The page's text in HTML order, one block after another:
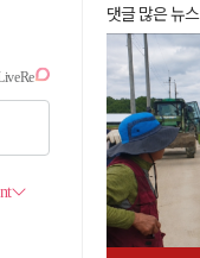
댓글 많은 뉴스